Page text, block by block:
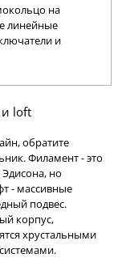
на
линейные
и
и loft
обратите
Филамент - это
но
- массивные
подвес.
корпус,
хрустальными